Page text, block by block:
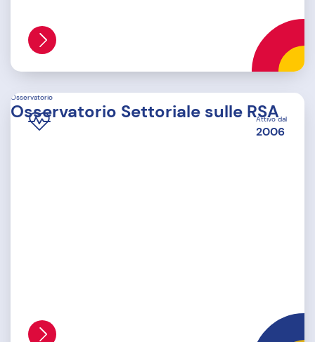
Attivo dal
2006
Osservatorio
Osservatorio Settoriale sulle RSA